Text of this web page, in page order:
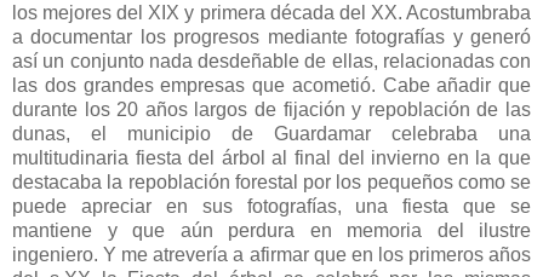
los mejores del XIX y primera década del XX. Acostumbraba
a documentar los progresos mediante fotografías y generó
así un conjunto nada desdeñable de ellas, relacionadas con
las dos grandes empresas que acometió. Cabe añadir que
durante los 20 años largos de fijación y repoblación de las
dunas, el municipio de Guardamar celebraba una
multitudinaria fiesta del árbol al final del invierno en la que
destacaba la repoblación forestal por los pequeños como se
puede apreciar en sus fotografías, una fiesta que se
mantiene y que aún perdura en memoria del ilustre
ingeniero. Y me atrevería a afirmar que en los primeros años